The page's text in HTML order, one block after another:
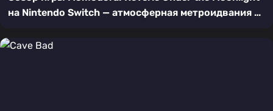
на Nintendo Switch — атмосферная метроидвания в